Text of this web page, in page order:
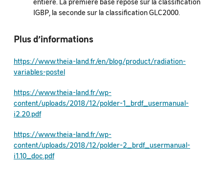
IGBP, la seconde sur la classification GLC2000.
Plus d’informations
https://www.theia-land.fr/en/blog/product/radiation-
variables-postel
https://www.theia-land.fr/wp-
content/uploads/2018/12/polder-1_brdf_usermanual-
i2.20.pdf
https://www.theia-land.fr/wp-
content/uploads/2018/12/polder-2_brdf_usermanual-
i1.10_doc.pdf